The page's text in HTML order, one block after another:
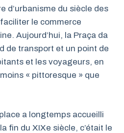
d’urbanisme du siècle des
le commerce
Aujourd’hui, la Praça da
de transport et un point de
et les voyageurs, en
« pittoresque » que
a longtemps accueilli
fin du XIXe siècle, c’était le